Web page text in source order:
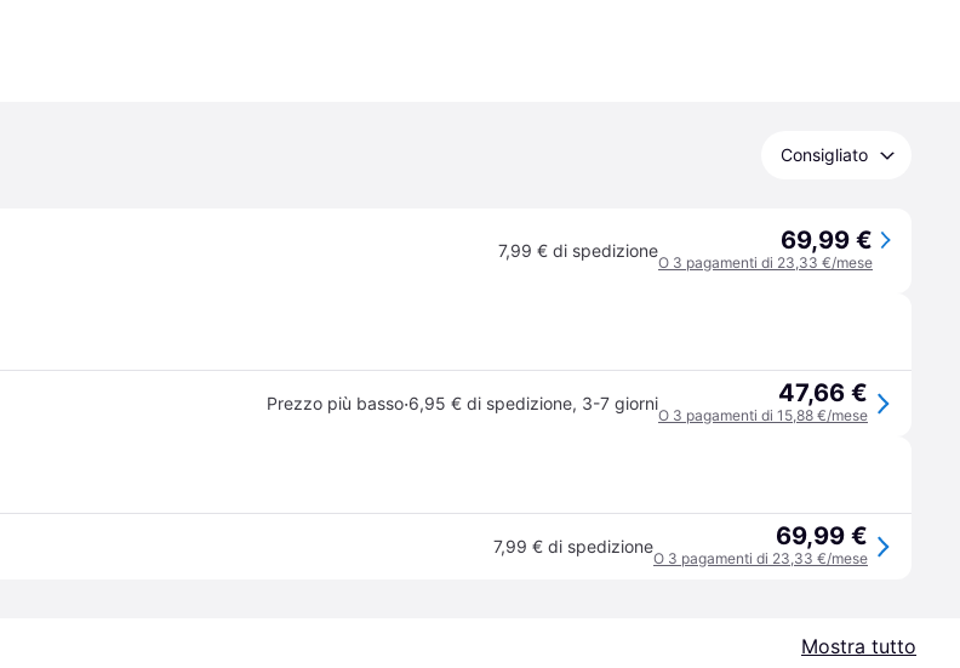
Consigliato
7,99 € di spedizione 69,99 €
O 3 pagamenti di 23,33 €/mese
Prezzo più basso·6,95 € di spedizione, 3-7 giorni 47,66 €
O 3 pagamenti di 15,88 €/mese
7,99 € di spedizione 69,99 €
O 3 pagamenti di 23,33 €/mese
Mostra tutto